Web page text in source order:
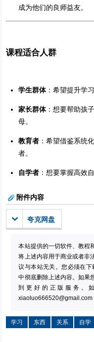
成为他们的良师益友。
课程适合人群
学生群体：希望提升学
家长群体：想要帮助孩
母。
教育者 ：希望借鉴系统
者。
自学者 ：想要掌握高效
附件内容
夸克网盘
本站提供的一切软件、教程
将上述内容用于商业或者非
议与本站无关。您必须在
中彻底删除上述内容。如果
到更好的正版服务。
xiaoluo666520@gmail.com
学习 东西 关系 自学